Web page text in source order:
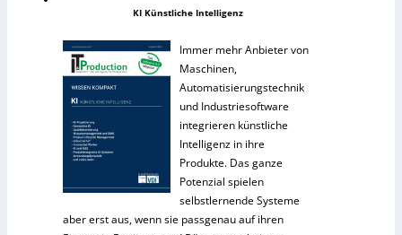
KI Künstliche Intelligenz
Immer mehr Anbieter von
Maschinen,
Automatisierungstechnik
und Industriesoftware
integrieren künstliche
Intelligenz in ihre
Produkte. Das ganze
Potenzial spielen
selbstlernende Systeme
aber erst aus, wenn sie passgenau auf ihren